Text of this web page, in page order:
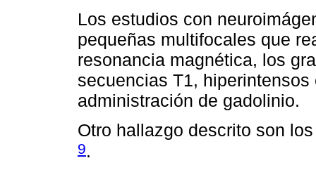
Los estudios con
pequeñas multifocales que
resonancia magnética, los
secuencias T1,
administración de gadolinio.
Otro hallazgo descrito son
9.